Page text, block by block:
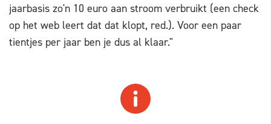
jaarbasis zo'n 10 euro aan stroom verbruikt (een check
op het web leert dat dat klopt, red.). Voor een paar
tientjes per jaar ben je dus al klaar."